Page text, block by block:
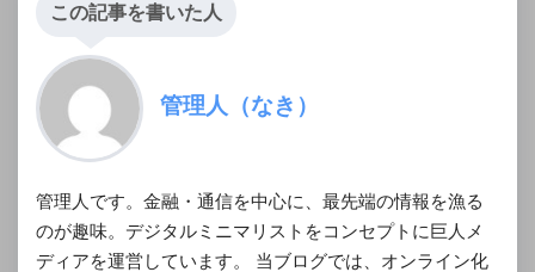
この記事を書いた人
管理人（なき）
管理人です。金融・通信を中心に、最先端の情報を漁る
のが趣味。デジタルミニマリストをコンセプトに巨人メ
ディアを運営しています。 当ブログでは、オンライン化